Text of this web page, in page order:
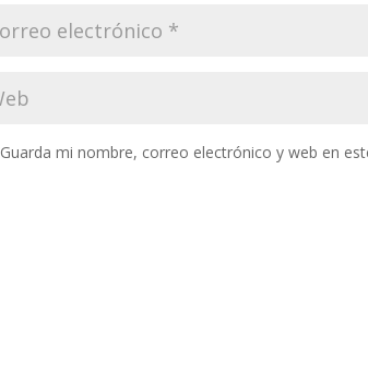
Guarda mi nombre, correo electrónico y web en